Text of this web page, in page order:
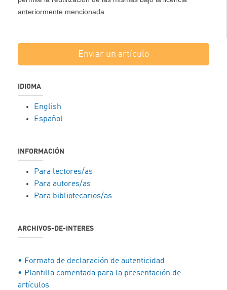
anteriormente mencionada.
Enviar un artículo
IDIOMA
English
Español
INFORMACIÓN
Para lectores/as
Para autores/as
Para bibliotecarios/as
ARCHIVOS-DE-INTERES
• Formato de declaración de autenticidad
• Plantilla comentada para la presentación de
artículos